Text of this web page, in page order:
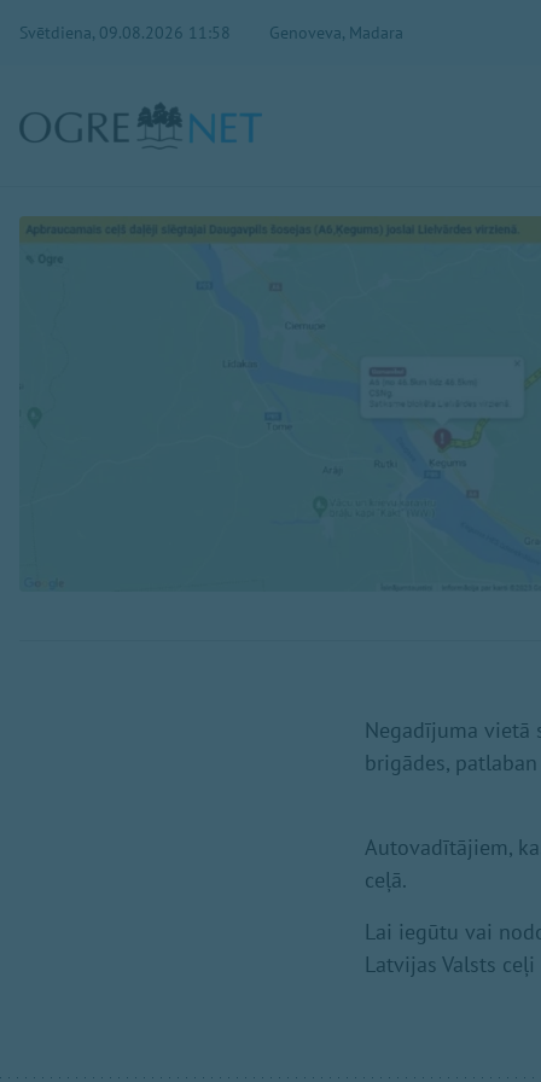
Svētdiena, 09.08.2026 11:58 Genoveva, Madara
Negadījuma vietā
brigādes,
Autovadītājiem,
ceļā.
Lai iegūtu vai
Latvijas Valsts